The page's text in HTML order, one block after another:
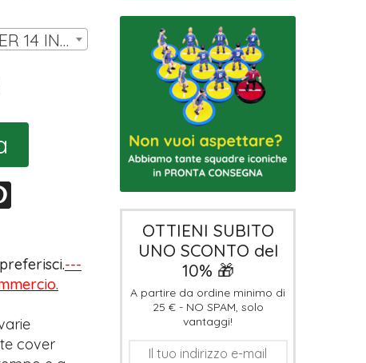
SET DI COVER LW PER 14 INNER | € 7,00
---
cover
OTTIENI SUBITO
UNO SCONTO del
10% 🎁
A partire da ordine minimo di
25 € - NO SPAM, solo
vantaggi!